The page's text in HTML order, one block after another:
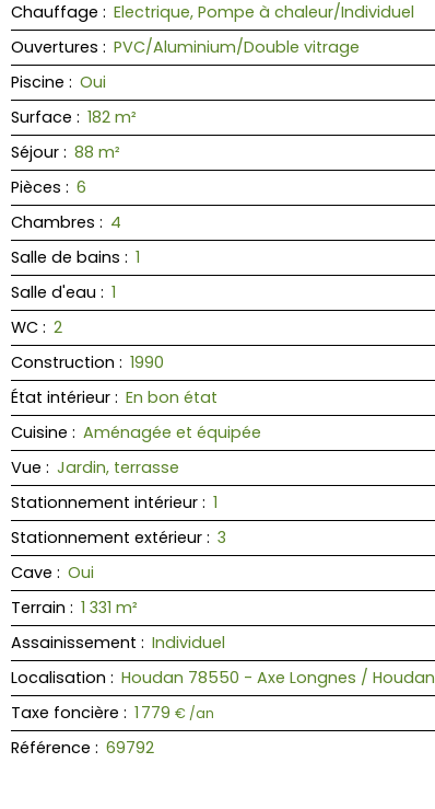
Chauffage : Electrique, Pompe à chaleur/Individuel
Ouvertures : PVC/Aluminium/Double vitrage
Piscine : Oui
Surface : 182 m²
Séjour : 88 m²
Pièces : 6
Chambres : 4
Salle de bains : 1
Salle d'eau : 1
WC : 2
Construction : 1990
État intérieur : En bon état
Cuisine : Aménagée et équipée
Vue : Jardin, terrasse
Stationnement intérieur : 1
Stationnement extérieur : 3
Cave : Oui
Terrain : 1 331 m²
Assainissement : Individuel
Localisation : Houdan 78550 - Axe Longnes / Houdan
Taxe foncière : 1 779 € /an
Référence : 69792